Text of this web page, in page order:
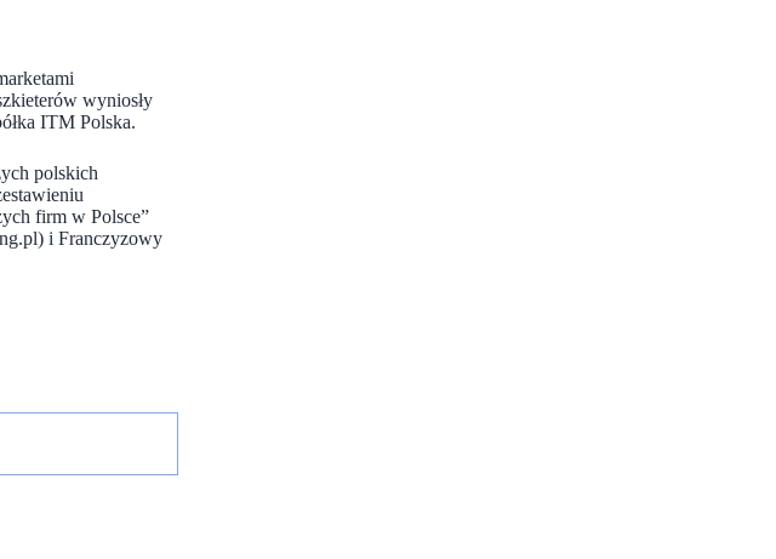
wyniosły
ITM Polska.
polskich
firm w Polsce”
i Franczyzowy